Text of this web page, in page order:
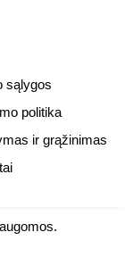
sąlygos
politika
ir grąžinimas